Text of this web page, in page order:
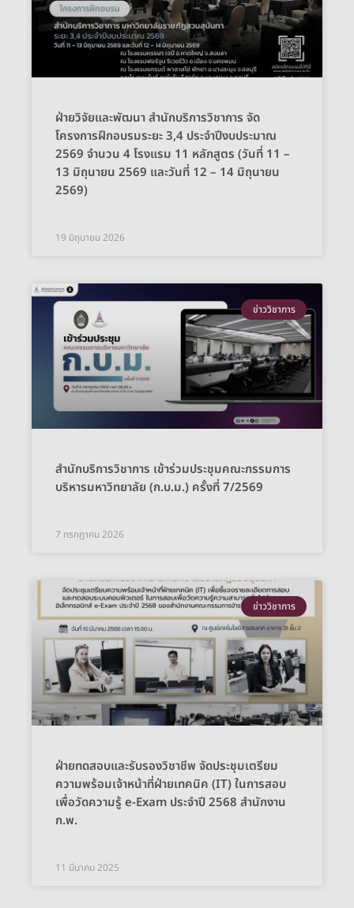
ฝ่ายวิจัยและพัฒนา สำนักบริการวิชาการ จัด
โครงการฝึกอบรมระยะ 3,4 ประจำปีงบประมาณ
2569 จำนวน 4 โรงแรม 11 หลักสูตร (วันที่ 11 –
13 มิถุนายน 2569 และวันที่ 12 – 14 มิถุนายน
2569)
19 มิถุนายน 2026
ข่าววิชาการ
สำนักบริการวิชาการ เข้าร่วมประชุมคณะกรรมการ
บริหารมหาวิทยาลัย (ก.บ.ม.) ครั้งที่ 7/2569
7 กรกฎาคม 2026
ข่าววิชาการ
ฝ่ายทดสอบและรับรองวิชาชีพ จัดประชุมเตรียม
ความพร้อมเจ้าหน้าที่ฝ่ายเทคนิค (IT) ในการสอบ
เพื่อวัดความรู้ e-Exam ประจำปี 2568 สำนักงาน
ก.พ.
11 มีนาคม 2025